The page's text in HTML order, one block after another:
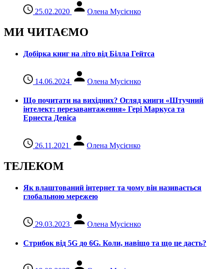
25.02.2020 Олена Мусієнко
МИ ЧИТАЄМО
Добірка книг на літо від Білла Гейтса
14.06.2024 Олена Мусієнко
Що почитати на вихідних? Огляд книги «Штучний
інтелект: перезавантаження» Гері Маркуса та
Ернеста Девіса
26.11.2021 Олена Мусієнко
ТЕЛЕКОМ
Як влаштований інтернет та чому він називається
глобальною мережею
29.03.2023 Олена Мусієнко
Стрибок від 5G до 6G. Коли, навіщо та що це даcть?